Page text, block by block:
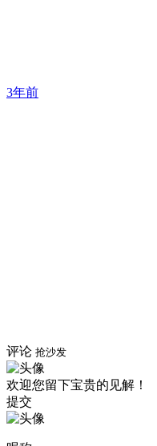
3年前
评论 抢沙发
欢迎您留下宝贵的见解！
提交